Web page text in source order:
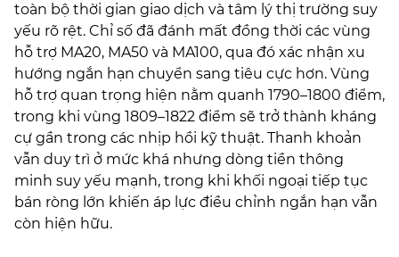
toàn bộ thời gian giao dịch và tâm lý thị trường suy
yếu rõ rệt. Chỉ số đã đánh mất đồng thời các vùng
hỗ trợ MA20, MA50 và MA100, qua đó xác nhận xu
hướng ngắn hạn chuyển sang tiêu cực hơn. Vùng
hỗ trợ quan trọng hiện nằm quanh 1790–1800 điểm,
trong khi vùng 1809–1822 điểm sẽ trở thành kháng
cự gần trong các nhịp hồi kỹ thuật. Thanh khoản
vẫn duy trì ở mức khá nhưng dòng tiền thông
minh suy yếu mạnh, trong khi khối ngoại tiếp tục
bán ròng lớn khiến áp lực điều chỉnh ngắn hạn vẫn
còn hiện hữu.